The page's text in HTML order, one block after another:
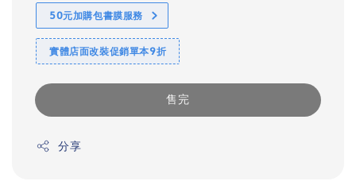
50元加購包書膜服務
實體店面改裝促銷單本9折
售完
分享